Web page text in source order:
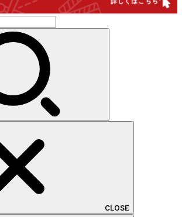
CLOSE